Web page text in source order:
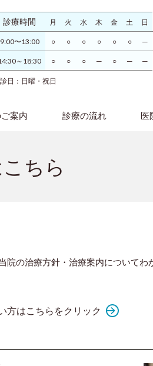
診療時間 月 火 水 木 金 土 日
9:00〜13:00 ○ ○ ○ ○ ○ ○ ─
～18:30 ○ ○ ○ ─ ○ ─ ─
日：日曜・祝日
案内 診療の流れ 医
ちら
院の治療方針・治療案内について
方はこちらをクリック